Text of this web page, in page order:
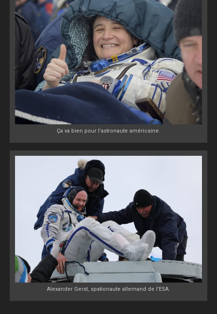
Ça va bien pour l'astronaute américaine.
Alexander Gerst, spationaute allemand de l'ESA.